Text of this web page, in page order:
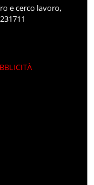
e cerco lavoro,